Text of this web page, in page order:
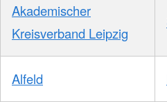
Akademischer
Kreisverband Leipzig
Alfeld